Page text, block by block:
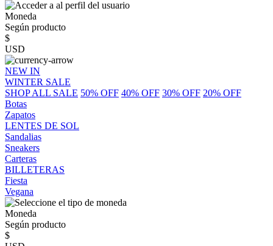
Moneda
Según producto
$
USD
NEW IN
WINTER SALE
SHOP ALL SALE 50% OFF 40% OFF 30% OFF 20% OFF
Botas
Zapatos
LENTES DE SOL
Sandalias
Sneakers
Carteras
BILLETERAS
Fiesta
Vegana
Moneda
Según producto
$